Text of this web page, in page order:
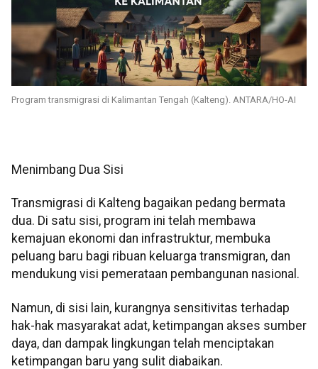
Program transmigrasi di Kalimantan Tengah (Kalteng). ANTARA/HO-AI
Menimbang Dua Sisi
Transmigrasi di Kalteng bagaikan pedang bermata
dua. Di satu sisi, program ini telah membawa
kemajuan ekonomi dan infrastruktur, membuka
peluang baru bagi ribuan keluarga transmigran, dan
mendukung visi pemerataan pembangunan nasional.
Namun, di sisi lain, kurangnya sensitivitas terhadap
hak-hak masyarakat adat, ketimpangan akses sumber
daya, dan dampak lingkungan telah menciptakan
ketimpangan baru yang sulit diabaikan.